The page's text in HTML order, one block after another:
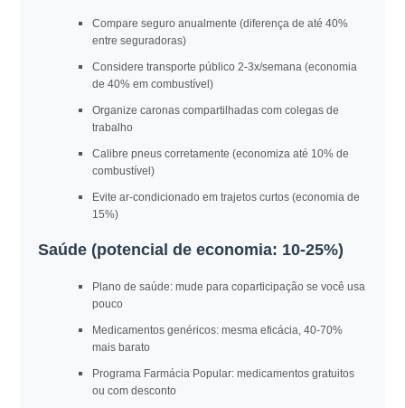
Compare seguro anualmente (diferença de até 40%
entre seguradoras)
Considere transporte público 2-3x/semana (economia
de 40% em combustível)
Organize caronas compartilhadas com colegas de
trabalho
Calibre pneus corretamente (economiza até 10% de
combustível)
Evite ar-condicionado em trajetos curtos (economia de
15%)
Saúde (potencial de economia: 10-25%)
Plano de saúde: mude para coparticipação se você usa
pouco
Medicamentos genéricos: mesma eficácia, 40-70%
mais barato
Programa Farmácia Popular: medicamentos gratuitos
ou com desconto